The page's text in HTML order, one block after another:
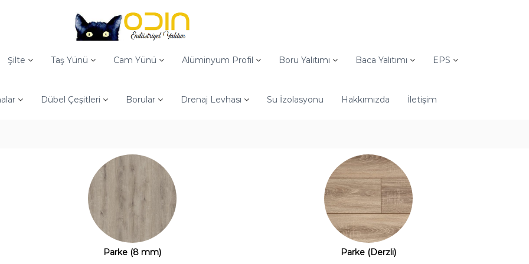
Şilte Taş Yünü Cam Yünü Alüminyum Profil Boru Yalıtımı Baca Yalıtımı EPS
Dübel Çeşitleri Borular Drenaj Levhası Su İzolasyonu Hakkımızda İletişim
Parke (8 mm) Parke (Derzli)